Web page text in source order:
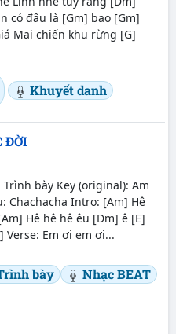
có đâu là [Gm] bao [Gm]
Mai chiến khu rừng [G]
Khuyết danh
ĐỜI
bày Key (original): Am
Chachacha Intro: [Am] Hê
Hê hê hê êu [Dm] ê [E]
Verse: Em ơi em ơi...
bày Nhạc BEAT